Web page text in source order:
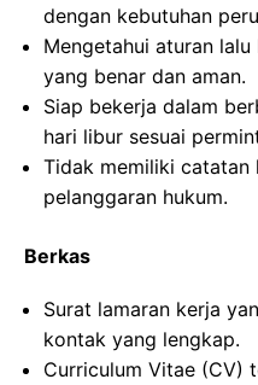
dengan kebutuhan
Mengetahui aturan
yang benar dan aman.
Siap bekerja dalam
hari libur sesuai
Tidak memiliki catatan
pelanggaran hukum.
Berkas
Surat lamaran kerja
kontak yang lengkap.
Curriculum Vitae (CV)